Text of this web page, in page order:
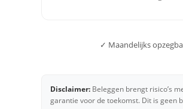
✓ Maandelijks
Disclaimer: Beleggen brengt risico’s
garantie voor de toekomst. Dit is geen